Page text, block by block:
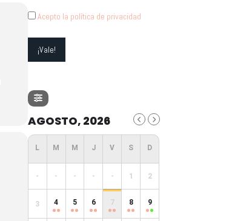
Acepto la política de privacidad
AGOSTO, 2026
- - - - - 1 2
3 4 5 6 7 8 9